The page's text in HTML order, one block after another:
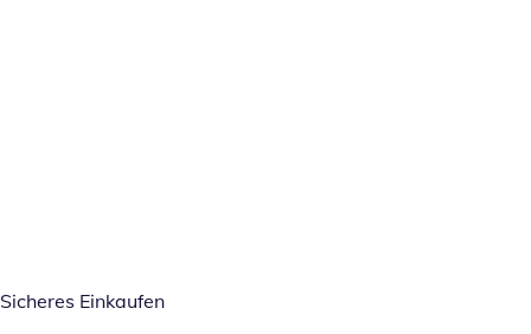
Sicheres Einkaufen